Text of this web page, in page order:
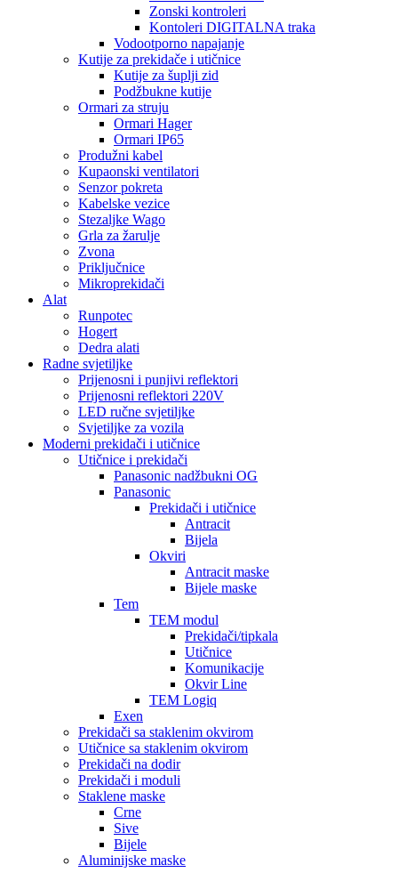
Zonski kontroleri
Kontoleri DIGITALNA traka
Vodootporno napajanje
Kutije za prekidače i utičnice
Kutije za šuplji zid
Podžbukne kutije
Ormari za struju
Ormari Hager
Ormari IP65
Produžni kabel
Kupaonski ventilatori
Senzor pokreta
Kabelske vezice
Stezaljke Wago
Grla za žarulje
Zvona
Priključnice
Mikroprekidači
Alat
Runpotec
Hogert
Dedra alati
Radne svjetiljke
Prijenosni i punjivi reflektori
Prijenosni reflektori 220V
LED ručne svjetiljke
Svjetiljke za vozila
Moderni prekidači i utičnice
Utičnice i prekidači
Panasonic nadžbukni OG
Panasonic
Prekidači i utičnice
Antracit
Bijela
Okviri
Antracit maske
Bijele maske
Tem
TEM modul
Prekidači/tipkala
Utičnice
Komunikacije
Okvir Line
TEM Logiq
Exen
Prekidači sa staklenim okvirom
Utičnice sa staklenim okvirom
Prekidači na dodir
Prekidači i moduli
Staklene maske
Crne
Sive
Bijele
Aluminijske maske